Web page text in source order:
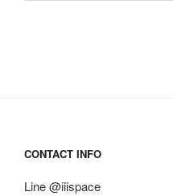
CONTACT INFO
Line @iiispace